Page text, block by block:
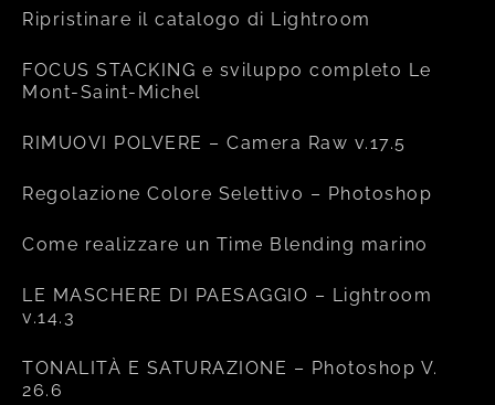
Ripristinare il catalogo di Lightroom
FOCUS STACKING e sviluppo completo Le
Mont-Saint-Michel
RIMUOVI POLVERE – Camera Raw v.17.5
Regolazione Colore Selettivo – Photoshop
Come realizzare un Time Blending marino
LE MASCHERE DI PAESAGGIO – Lightroom
v.14.3
TONALITÀ E SATURAZIONE – Photoshop V.
26.6